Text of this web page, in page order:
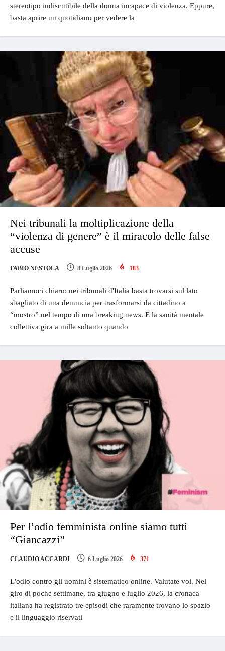
stereotipo indiscutibile della donna incapace di violenza. Eppure,
basta aprire un quotidiano per vedere la
Nei tribunali la moltiplicazione della
“violenza di genere” è il miracolo delle false
accuse
FABIO NESTOLA 8 Luglio 2026 183
Parliamoci chiaro: nei tribunali d'Italia basta trovarsi sul lato
sbagliato di una denuncia per trasformarsi da cittadino a
“mostro” nel tempo di una breaking news. E la sanità mentale
collettiva gira a mille soltanto quando
Per l’odio femminista online siamo tutti
“Giancazzi”
CLAUDIO ACCARDI 6 Luglio 2026 371
L'odio contro gli uomini è sistematico online. Valutate voi. Nel
giro di poche settimane, tra giugno e luglio 2026, la cronaca
italiana ha registrato tre episodi che raramente trovano lo spazio
e il linguaggio riservati